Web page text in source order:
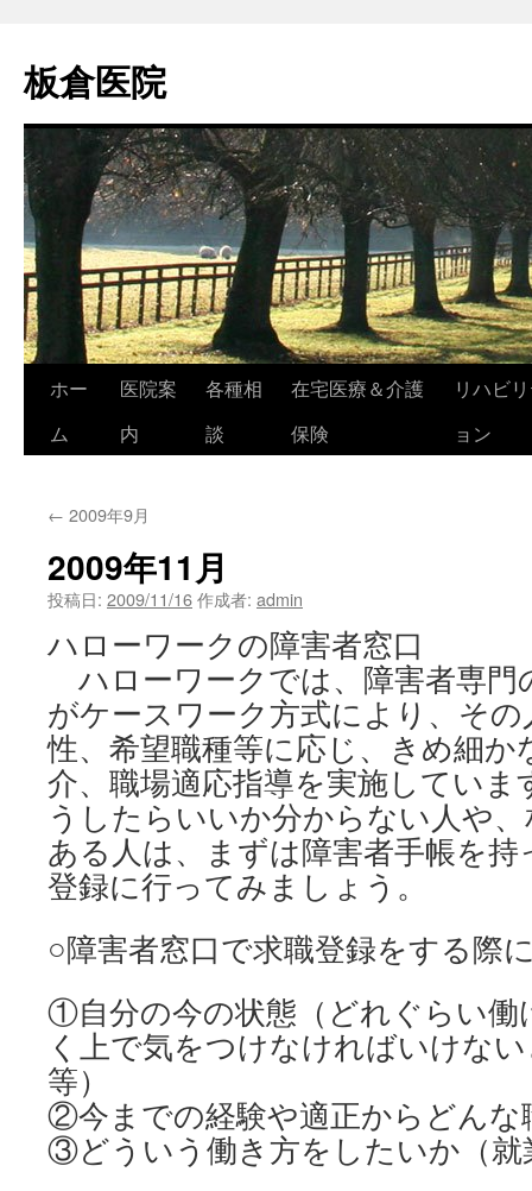
テ
ン
ス
キ
ッ
プ
板倉医院
ホー
ム
医院案
内
各種相
談
在宅医療＆介護
保険
リハビ
ョン
← 2009年9月
2009年11月
投稿日: 2009/11/16作成者: admin
ハローワークの障害者窓口
ハローワークでは、障害者専門
がケースワーク方式により、そ
性、希望職種等に応じ、きめ細か
介、職場適応指導を実施してい
うしたらいいか分からない人や
ある人は、まずは障害者手帳を
登録に行ってみましょう。
○障害者窓口で求職登録をする際
①自分の今の状態（どれぐらい働
く上で気をつけなければいけな
等）
②今までの経験や適正からどんな
③どういう働き方をしたいか（就